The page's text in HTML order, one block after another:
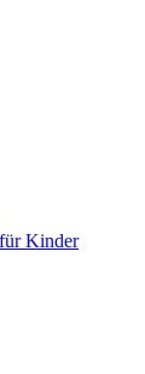
Kinder